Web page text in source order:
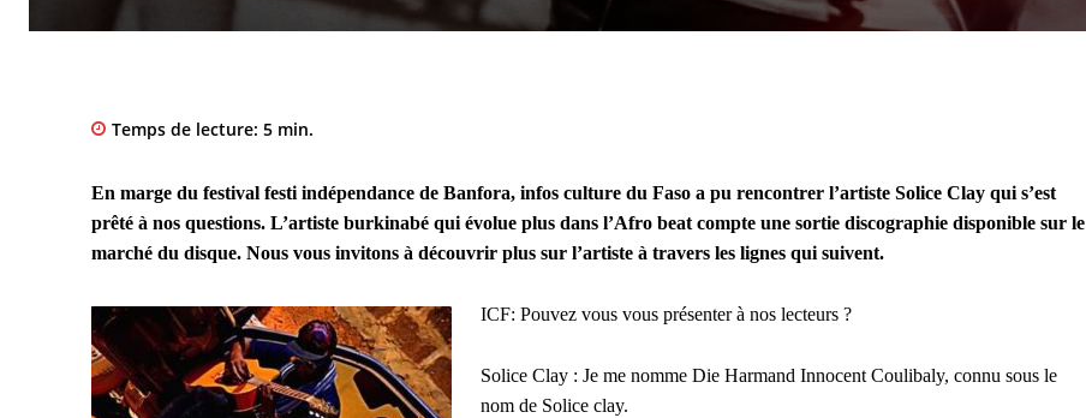
Temps de lecture: 5 min.
En marge du festival festi indépendance de Banfora, infos culture du Faso a pu rencontrer l’artiste Solice Clay qui s’est
prêté à nos questions. L’artiste burkinabé qui évolue plus dans l’Afro beat compte une sortie discographie disponible sur le
marché du disque. Nous vous invitons à découvrir plus sur l’artiste à travers les lignes qui suivent.
ICF: Pouvez vous vous présenter à nos lecteurs ?
Solice Clay : Je me nomme Die Harmand Innocent Coulibaly, connu sous le
nom de Solice clay.